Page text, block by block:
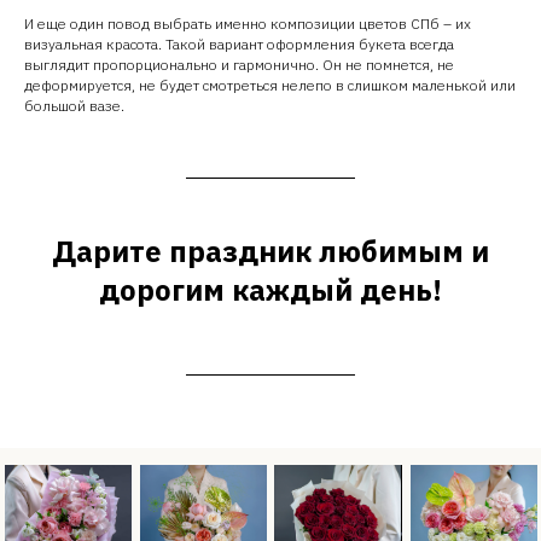
И еще один повод выбрать именно композиции цветов СПб – их
визуальная красота. Такой вариант оформления букета всегда
выглядит пропорционально и гармонично. Он не помнется, не
деформируется, не будет смотреться нелепо в слишком маленькой или
большой вазе.
Дарите праздник любимым и
дорогим каждый день!